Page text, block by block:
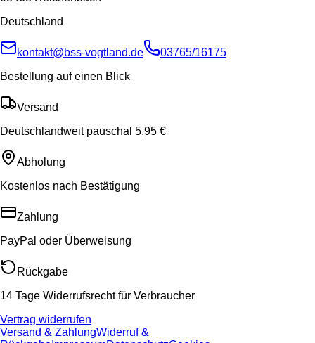
Deutschland
kontakt@bss-vogtland.de
03765/16175
Bestellung auf einen Blick
Versand
Deutschlandweit pauschal 5,95 €
Abholung
Kostenlos nach Bestätigung
Zahlung
PayPal oder Überweisung
Rückgabe
14 Tage Widerrufsrecht für Verbraucher
Vertrag widerrufen
Versand & ZahlungWiderruf &